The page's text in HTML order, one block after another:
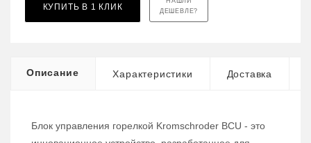
КУПИТЬ В 1 КЛИК
ДЕШЕВЛЕ?
Описание Характеристики Доставка
Блок управления горелкой Kromschroder BCU - это